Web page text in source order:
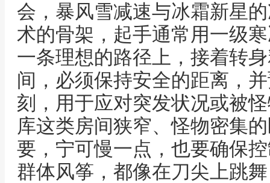
会，暴风雪减速与冰霜新星
术的骨架，起手通常用一级
一条理想的路径上，接着转
间，必须保持安全的距离，
刻，用于应对突发状况或被
库这类房间狭窄、怪物密集
要，宁可慢一点，也要确保
群体风筝，都像在刀尖上跳